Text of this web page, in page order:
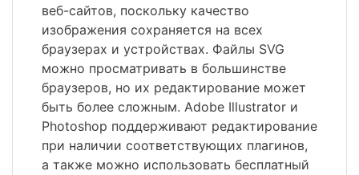
веб-сайтов, поскольку качество
изображения сохраняется на всех
браузерах и устройствах. Файлы SVG
можно просматривать в большинстве
браузеров, но их редактирование может
быть более сложным. Adobe Illustrator и
Photoshop поддерживают редактирование
при наличии соответствующих плагинов,
а также можно использовать бесплатный